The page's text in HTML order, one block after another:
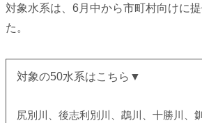
対象水系は、6月中から市町村向けに
た。
対象の50水系はこちら▼
尻別川、後志利別川、鵡川、十勝川、